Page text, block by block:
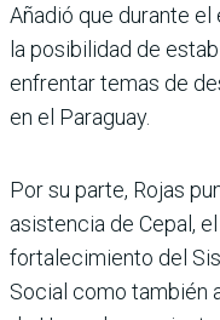
Añadió que durante
la posibilidad de
enfrentar temas de
en el Paraguay.
Por su parte, Rojas
asistencia de Cepal,
fortalecimiento del
Social como también